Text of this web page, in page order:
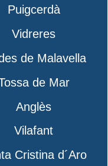
Puigcerdà
Vidreres
de Malavella
de Mar
Anglès
Vilafant
Cristina d´Aro